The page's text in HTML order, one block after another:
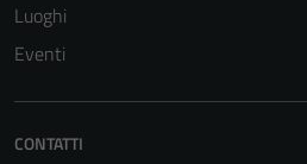
Luoghi
Eventi
CONTATTI